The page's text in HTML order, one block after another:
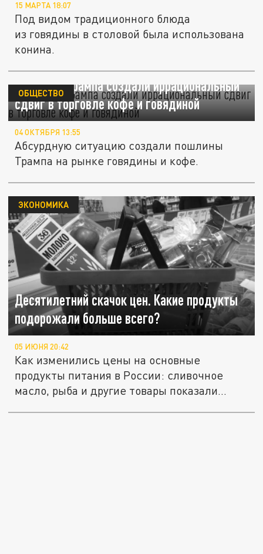
15 МАРТА 18:07
Под видом традиционного блюда
из говядины в столовой была использована
конина.
Пошлины Трампа создали иррациональный
сдвиг в торговле кофе и говядиной
ОБЩЕСТВО
04 ОКТЯБРЯ 13:55
Абсурдную ситуацию создали пошлины
Трампа на рынке говядины и кофе.
Десятилетний скачок цен. Какие продукты
подорожали больше всего?
ЭКОНОМИКА
05 ИЮНЯ 20:42
Как изменились цены на основные
продукты питания в России: сливочное
масло, рыба и другие товары показали...